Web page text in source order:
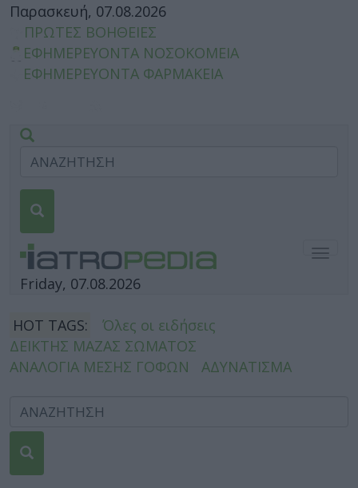
Παρασκευή, 07.08.2026
ΠΡΩΤΕΣ ΒΟΗΘΕΙΕΣ
ΕΦΗΜΕΡΕΥΟΝΤΑ ΝΟΣΟΚΟΜΕΙΑ
ΕΦΗΜΕΡΕΥΟΝΤΑ ΦΑΡΜΑΚΕΙΑ
Friday, 07.08.2026
HOT TAGS:
Όλες οι ειδήσεις
ΔΕΙΚΤΗΣ ΜΑΖΑΣ ΣΩΜΑΤΟΣ
ΑΝΑΛΟΓΙΑ ΜΕΣΗΣ ΓΟΦΩΝ
ΑΔΥΝΑΤΙΣΜΑ